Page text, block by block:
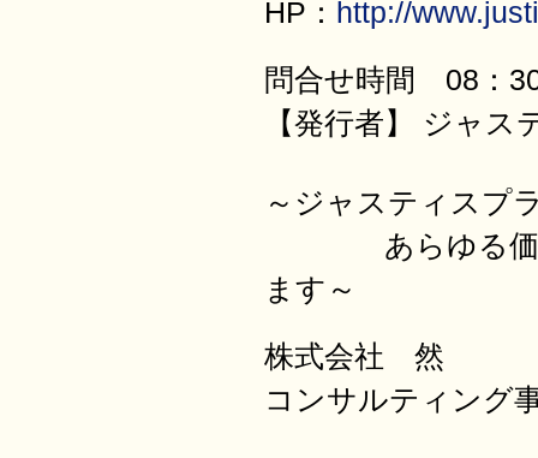
HP： http://
問合せ時間 08：
【発行者】 ジャ
～ジャスティ
あらゆる価値を
ます～
株式会社 然
コンサルティング